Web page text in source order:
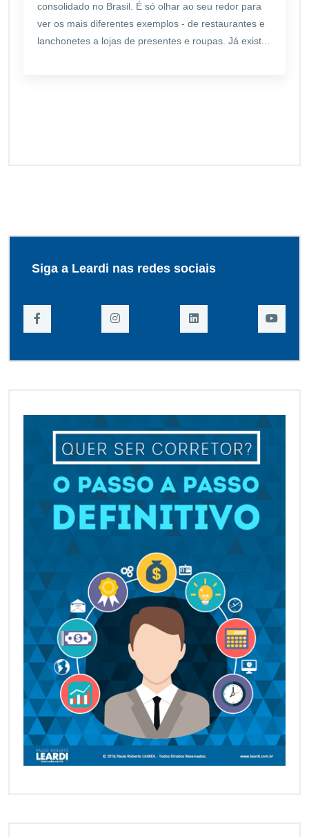
consolidado no Brasil. É só olhar ao seu redor para
ver os mais diferentes exemplos - de restaurantes e
lanchonetes a lojas de presentes e roupas. Já exist...
Siga a Leardi nas redes sociais